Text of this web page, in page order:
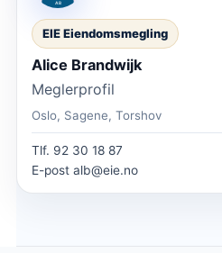
EIE Eiendomsmegling
Alice Brandwijk
Meglerprofil
Oslo, Sagene, Torshov
Tlf. 92 30 18 87
E-post alb@eie.no